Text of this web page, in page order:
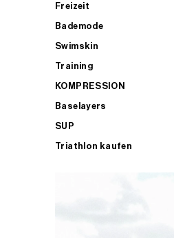
Freizeit
Bademode
Swimskin
Training
KOMPRESSION
Baselayers
SUP
Triathlon kaufen